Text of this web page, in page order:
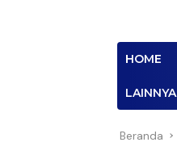
HOME
LAINNYA
Beranda